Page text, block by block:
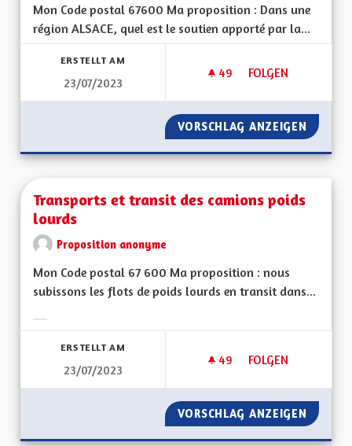
Mon Code postal 67600 Ma proposition : Dans une
région ALSACE, quel est le soutien apporté par la...
ERSTELLT AM
23/07/2023
49 49 FOLLOWER
FOLGEN
QUEL SOUTIEN
VORSCHLAG ANZEIGEN QUEL
Transports et transit des camions poids
lourds
Proposition anonyme
Mon Code postal 67 600 Ma proposition : nous
subissons les flots de poids lourds en transit dans...
ERSTELLT AM
23/07/2023
49 49 FOLLOWER
FOLGEN
TRANSPORTS ET
VORSCHLAG ANZEIGEN